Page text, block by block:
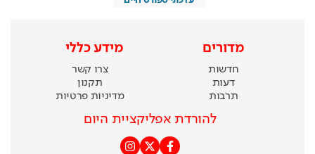
מדורים
חדשות
דעות
תרבות
מידע כללי
צרו קשר
תקנון
מדיניות פרטיות
להורדת אפליקציית היום